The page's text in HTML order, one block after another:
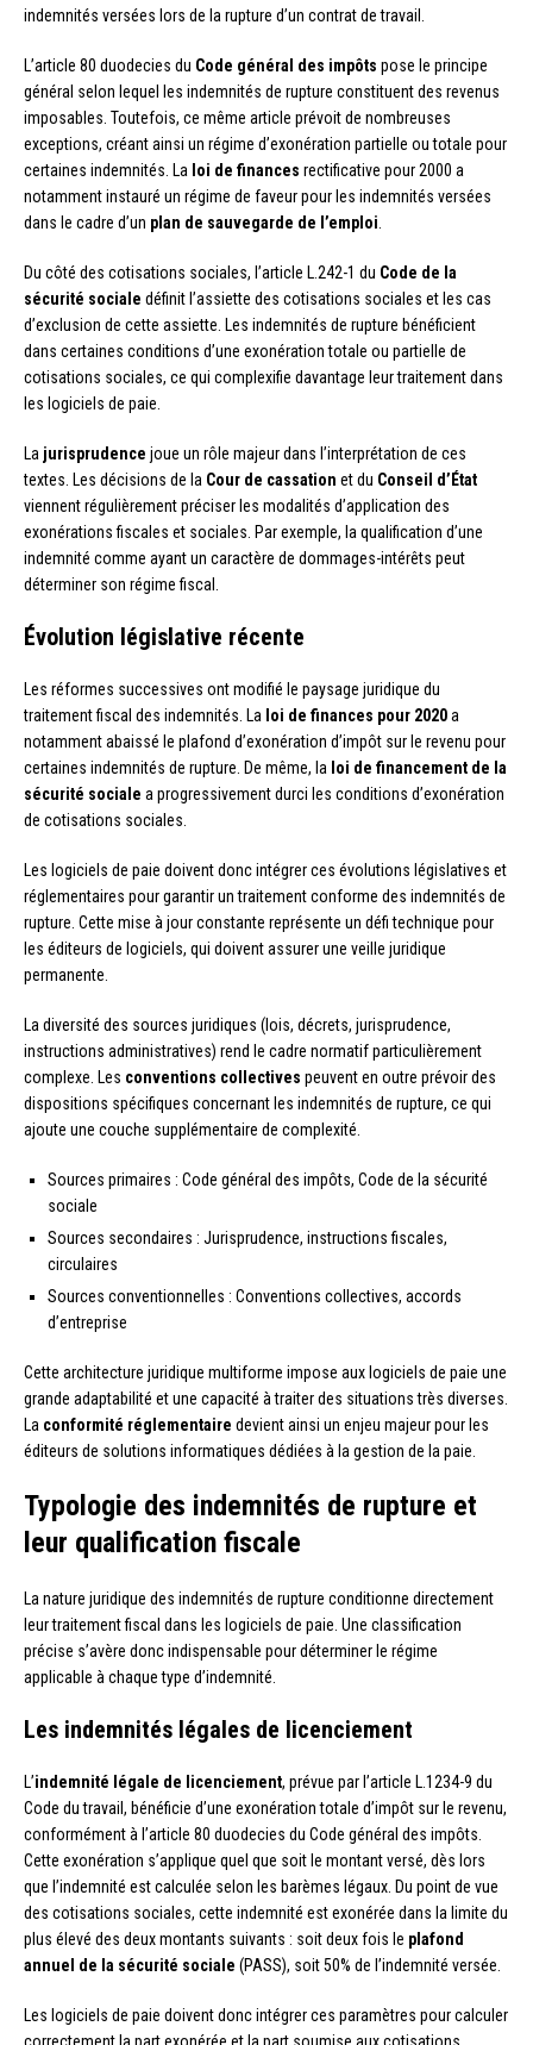
indemnités versées lors de la rupture d’un contrat de travail.
L’article 80 duodecies du Code général des impôts pose le principe
général selon lequel les indemnités de rupture constituent des revenus
imposables. Toutefois, ce même article prévoit de nombreuses
exceptions, créant ainsi un régime d’exonération partielle ou totale pour
certaines indemnités. La loi de finances rectificative pour 2000 a
notamment instauré un régime de faveur pour les indemnités versées
dans le cadre d’un plan de sauvegarde de l’emploi
Du côté des cotisations sociales, l’article L.242-1 du Code de la
sécurité sociale définit l’assiette des cotisations sociales et les cas
d’exclusion de cette assiette. Les indemnités de rupture bénéficient
dans certaines conditions d’une exonération totale ou partielle de
cotisations sociales, ce qui complexifie davantage leur traitement dans
les logiciels de paie.
La jurisprudence joue un rôle majeur dans l’interprétation de ces
textes. Les décisions de la Cour de cassation et du Conseil d’État
viennent régulièrement préciser les modalités d’application des
exonérations fiscales et sociales. Par exemple, la qualification d’une
indemnité comme ayant un caractère de dommages-intérêts peut
déterminer son régime fiscal.
Évolution législative récente
Les réformes successives ont modifié le paysage juridique du
traitement fiscal des indemnités. La loi de finances pour 2020a
notamment abaissé le plafond d’exonération d’impôt sur le revenu pour
certaines indemnités de rupture. De même, la loi de financement de la
sécurité sociale a progressivement durci les conditions d’exonération
de cotisations sociales.
Les logiciels de paie doivent donc intégrer ces évolutions législatives et
réglementaires pour garantir un traitement conforme des indemnités de
rupture. Cette mise à jour constante représente un défi technique pour
les éditeurs de logiciels, qui doivent assurer une veille juridique
permanente.
La diversité des sources juridiques (lois, décrets, jurisprudence,
instructions administratives) rend le cadre normatif particulièrement
complexe. Les conventions collectives peuvent en outre prévoir des
dispositions spécifiques concernant les indemnités de rupture, ce qui
ajoute une couche supplémentaire de complexité.
Sources primaires : Code général des impôts, Code de la sécurité
sociale
Sources secondaires : Jurisprudence, instructions fiscales,
circulaires
Sources conventionnelles : Conventions collectives, accords
d’entreprise
Cette architecture juridique multiforme impose aux logiciels de paie une
grande adaptabilité et une capacité à traiter des situations très diverses.
La conformité réglementaire devient ainsi un enjeu majeur pour les
éditeurs de solutions informatiques dédiées à la gestion de la paie.
Typologie des indemnités de rupture et
leur qualification fiscale
La nature juridique des indemnités de rupture conditionne directement
leur traitement fiscal dans les logiciels de paie. Une classification
précise s’avère donc indispensable pour déterminer le régime
applicable à chaque type d’indemnité.
Les indemnités légales de licenciement
L’indemnité légale de licenciement, prévue par l’article L.1234-9 du
Code du travail, bénéficie d’une exonération totale d’impôt sur le revenu,
conformément à l’article 80 duodecies du Code général des impôts.
Cette exonération s’applique quel que soit le montant versé, dès lors
que l’indemnité est calculée selon les barèmes légaux. Du point de vue
des cotisations sociales, cette indemnité est exonérée dans la limite du
plus élevé des deux montants suivants : soit deux fois le plafond
annuel de la sécurité sociale (PASS), soit 50% de l’indemnité versée.
Les logiciels de paie doivent donc intégrer ces paramètres pour calculer
correctement la part exonérée et la part soumise aux cotisations